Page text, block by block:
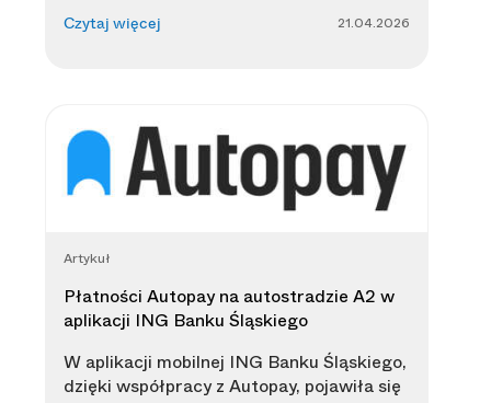
Czytaj więcej 21.04.2026
Artykuł
Płatności Autopay na autostradzie A2 w
aplikacji ING Banku Śląskiego
W aplikacji mobilnej ING Banku Śląskiego,
dzięki współpracy z Autopay, pojawiła się